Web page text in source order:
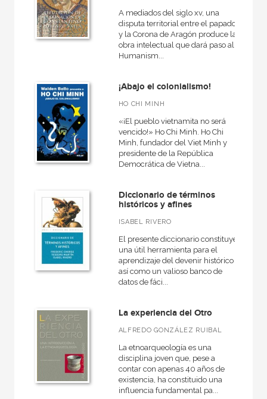
A mediados del siglo xv, una
disputa territorial entre el papado
y la Corona de Aragón produce la
obra intelectual que dará paso al
Humanism...
¡Abajo el colonialismo!
HO CHI MINH
«¡El pueblo vietnamita no será
vencido!» Ho Chi Minh. Ho Chi
Minh, fundador del Viet Minh y
presidente de la República
Democrática de Vietna...
Diccionario de términos
históricos y afines
ISABEL RIVERO
El presente diccionario constituye
una útil herramienta para el
aprendizaje del devenir histórico
así como un valioso banco de
datos de fáci...
La experiencia del Otro
ALFREDO GONZÁLEZ RUIBAL
La etnoarqueología es una
disciplina joven que, pese a
contar con apenas 40 años de
existencia, ha constituido una
influencia fundamental pa...